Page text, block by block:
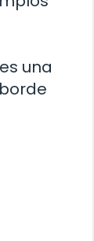
una